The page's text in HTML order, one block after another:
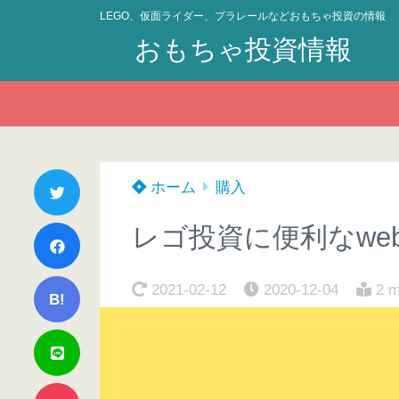
LEGO、仮面ライダー、プラレールなどおもちゃ投資の情報
おもちゃ投資情報
B!
ホーム 購入
レゴ投資に便利な
2021-02-12 2020-12-04 2